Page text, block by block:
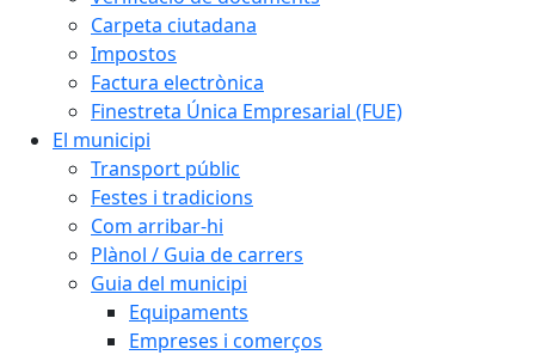
Carpeta ciutadana
Impostos
Factura electrònica
Finestreta Única Empresarial (FUE)
El municipi
Transport públic
Festes i tradicions
Com arribar-hi
Plànol / Guia de carrers
Guia del municipi
Equipaments
Empreses i comerços